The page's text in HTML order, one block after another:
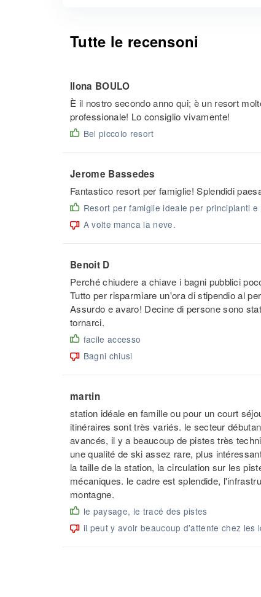
Tutte le recensoni
Ilona BOULO
È il nostro secondo anno qui; è un resort
professionale! Lo consiglio vivamente!
Bel piccolo resort
Jerome Bassedes
Fantastico resort per famiglie! Splendidi
Resort per famiglie ideale per principianti e
A volte manca la neve.
Benoit D
Perché chiudere a chiave i bagni pubblici
Tutto per risparmiare un'ora di stipendio al
Assurdo e avaro! Decine di persone sono
tornarci.
facile accesso
Bagni chiusi
martin
station idéale en famille ou pour un court
itinéraires sont très variés. le secteur
avancés, il y a beaucoup de pistes très
une qualité de ski assez rare, plus
la taille de la station, la circulation sur les
mécaniques. le cadre est splendide,
montagne.
le paysage, le tracé des pistes
il peut y avoir beaucoup d'attente chez les